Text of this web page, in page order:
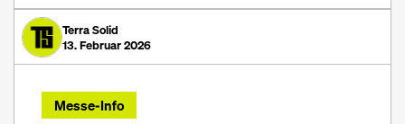
Terra Solid
13. Februar 2026
Messe-Info